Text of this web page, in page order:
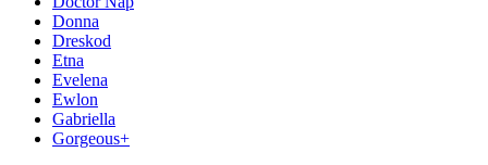
Donna
Dreskod
Etna
Evelena
Ewlon
Gabriella
Gorgeous+